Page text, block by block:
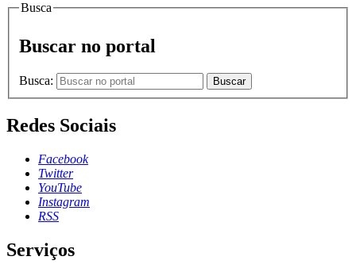
Busca
Buscar no portal
Busca: Buscar
Redes Sociais
Facebook
Twitter
YouTube
Instagram
RSS
Serviços